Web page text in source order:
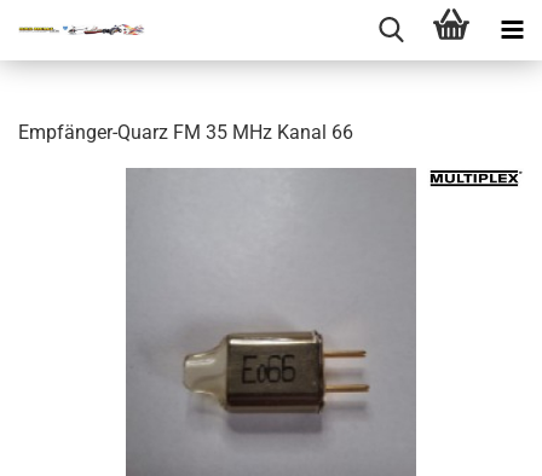
Empfänger-Quarz FM 35 MHz Kanal 66